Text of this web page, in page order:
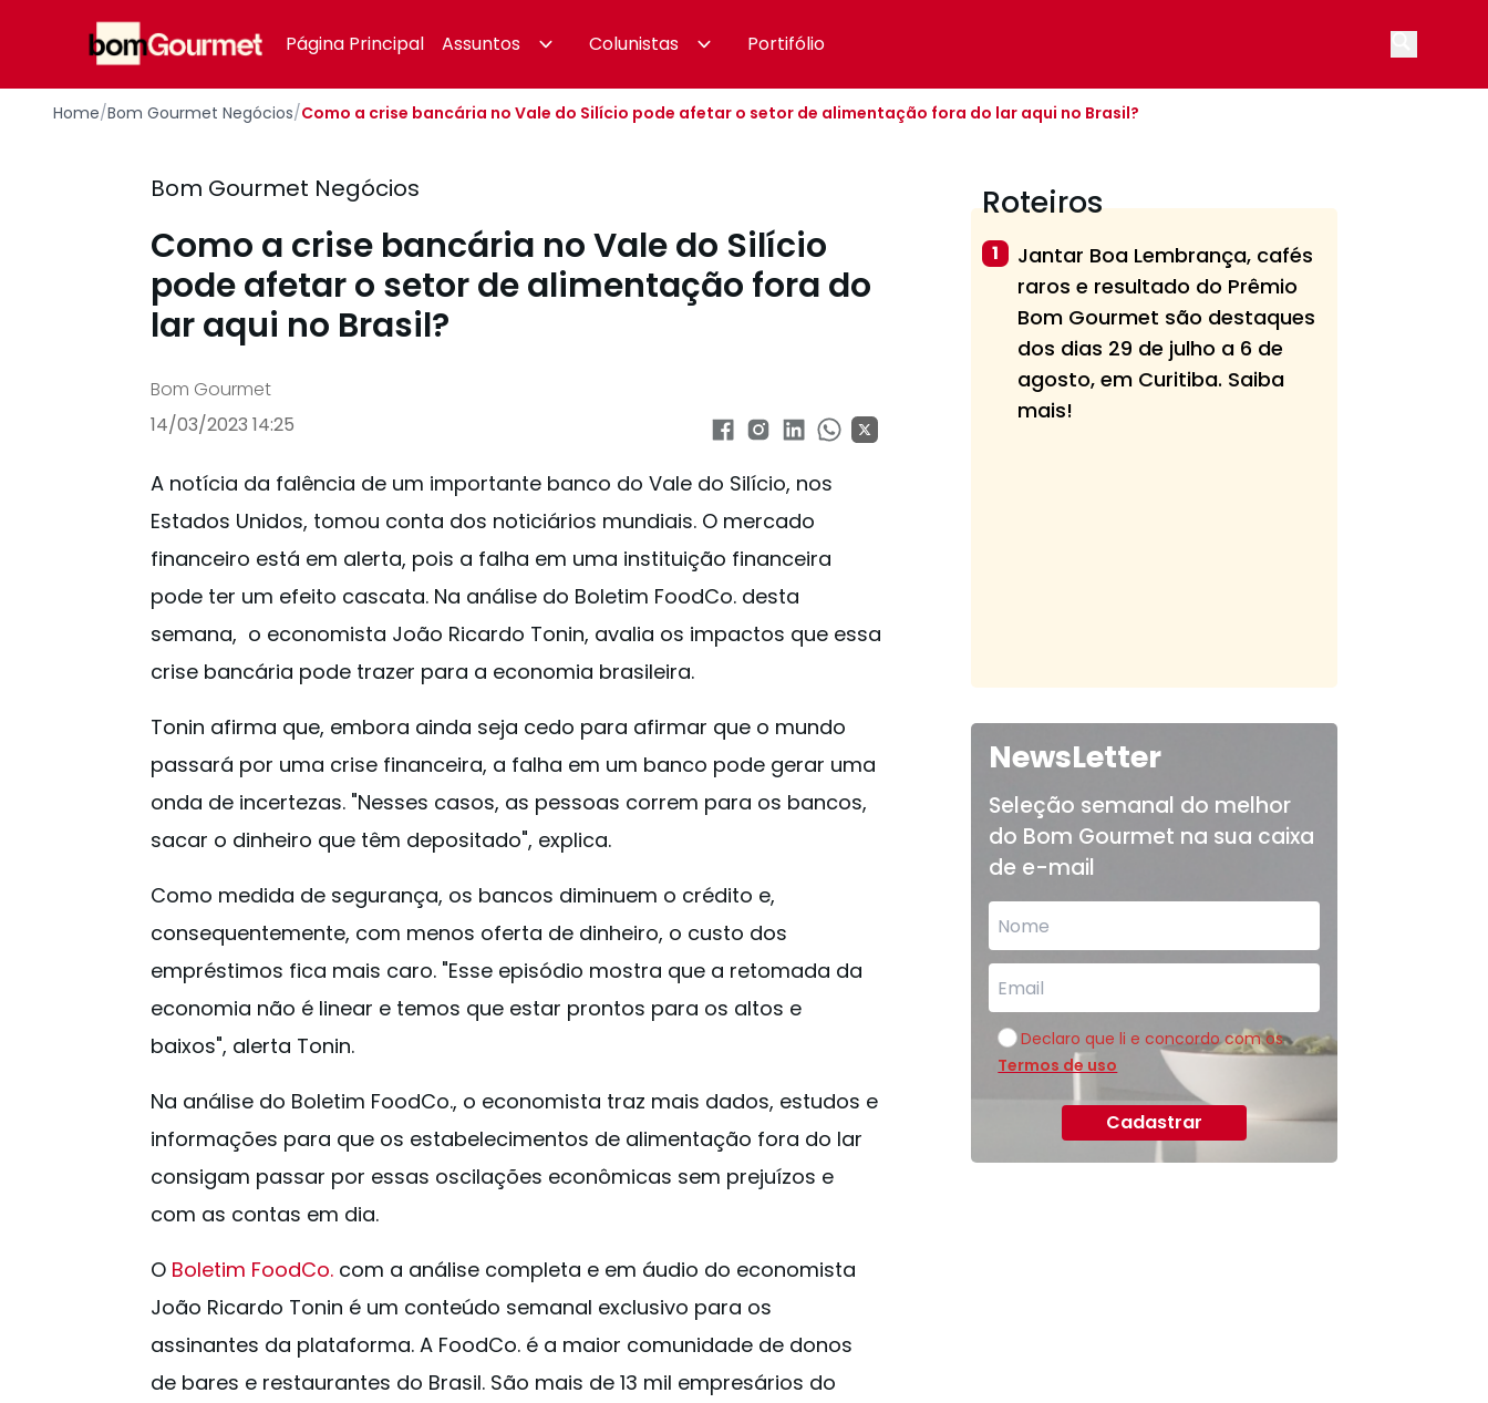
Página Principal
Assuntos Colunistas Portifólio
Home/Bom Gourmet Negócios/Como a crise bancária no Vale do Silício pode afetar o setor de alimentação fora do lar aqui no Brasil?
Bom Gourmet Negócios
Como a crise bancária no Vale do Silício
pode afetar o setor de alimentação fora do
lar aqui no Brasil?
Bom Gourmet
14/03/2023 14:25
A notícia da falência de um importante banco do Vale do Silício, nos
Estados Unidos, tomou conta dos noticiários mundiais. O mercado
financeiro está em alerta, pois a falha em uma instituição financeira
pode ter um efeito cascata. Na análise do Boletim FoodCo. desta
semana, o economista João Ricardo Tonin, avalia os impactos que essa
crise bancária pode trazer para a economia brasileira.
Tonin afirma que, embora ainda seja cedo para afirmar que o mundo
passará por uma crise financeira, a falha em um banco pode gerar uma
onda de incertezas. "Nesses casos, as pessoas correm para os bancos,
sacar o dinheiro que têm depositado", explica.
Como medida de segurança, os bancos diminuem o crédito e,
consequentemente, com menos oferta de dinheiro, o custo dos
empréstimos fica mais caro. "Esse episódio mostra que a retomada da
economia não é linear e temos que estar prontos para os altos e
baixos", alerta Tonin.
Na análise do Boletim FoodCo., o economista traz mais dados, estudos e
informações para que os estabelecimentos de alimentação fora do lar
consigam passar por essas oscilações econômicas sem prejuízos e
com as contas em dia.
O Boletim FoodCo. com a análise completa e em áudio do economista
João Ricardo Tonin é um conteúdo semanal exclusivo para os
assinantes da plataforma. A FoodCo. é a maior comunidade de donos
de bares e restaurantes do Brasil. São mais de 13 mil empresários do
Roteiros
1
Jantar Boa Lembrança, cafés
raros e resultado do Prêmio
Bom Gourmet são destaques
dos dias 29 de julho a 6 de
agosto, em Curitiba. Saiba
mais!
NewsLetter
Seleção semanal do melhor
do Bom Gourmet na sua caixa
de e-mail
Declaro que li e concordo com os
Termos de uso
Cadastrar